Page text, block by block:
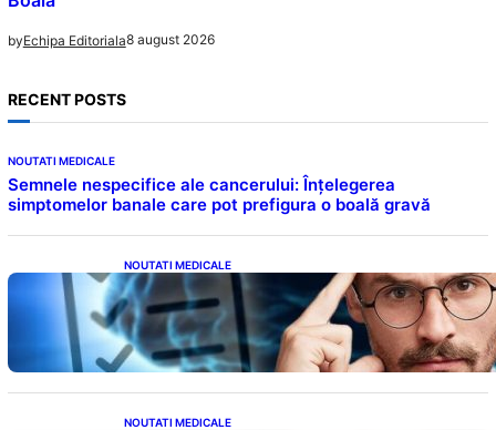
byEchipa Editoriala8 august 2026
RECENT POSTS
NOUTATI MEDICALE
Semnele nespecifice ale cancerului: Înțelegerea
simptomelor banale care pot prefigura o boală gravă
NOUTATI MEDICALE
Inteligența dincolo de note: Semnele unui IQ
ridicat care nu țin de școală
NOUTATI MEDICALE